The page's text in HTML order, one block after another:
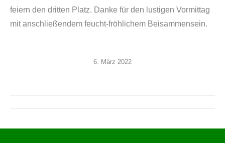
feiern den dritten Platz. Danke für den lustigen Vormittag
mit anschließendem feucht-fröhlichem Beisammensein.
6. März 2022